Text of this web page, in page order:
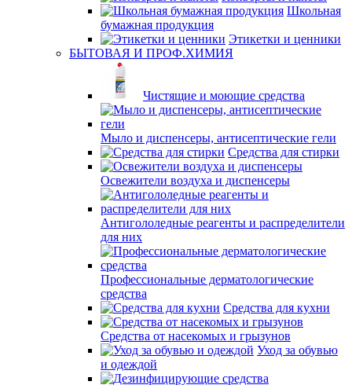
Школьная
бумажная продукция
Этикетки и ценники
БЫТОВАЯ И ПРОФ.ХИМИЯ
Чистящие и моющие средства
Мыло и диспенсеры, антисептические гели
Средства для стирки
Освежители воздуха и диспенсеры
Антигололедные реагенты и распределители
для них
Профессиональные дерматологические
средства
Средства для кухни
Средства от насекомых и грызунов
Уход за обувью
и одеждой